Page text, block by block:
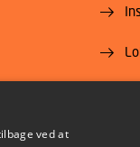
ved at